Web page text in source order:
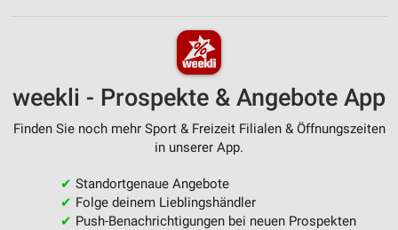
weekli - Prospekte & Angebote App
Finden Sie noch mehr Sport & Freizeit Filialen & Öffnungszeiten
in unserer App.
✔ Standortgenaue Angebote
✔ Folge deinem Lieblingshändler
✔ Push-Benachrichtigungen bei neuen Prospekten